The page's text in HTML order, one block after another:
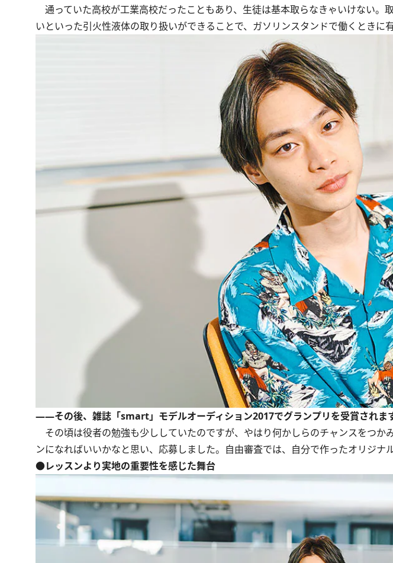
通っていた高校が工業高校だったこともあり、生徒は基本取らなきゃいけない。
いといった引火性液体の取り扱いができることで、ガソリンスタンドで働くときに有
――その後、雑誌「smart」モデルオーディション2017でグランプリを受賞されます
その頃は役者の勉強も少ししていたのですが、やはり何かしらのチャンスをつか
ンになればいいかなと思い、応募しました。自由審査では、自分で作ったオリジナ
●レッスンより実地の重要性を感じた舞台